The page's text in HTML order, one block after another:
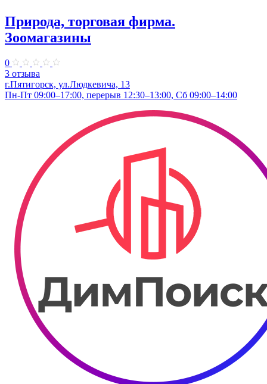
Природа, торговая фирма.
Зоомагазины
0
3 отзыва
г.Пятигорск, ул.Людкевича, 13
Пн-Пт 09:00–17:00, перерыв 12:30–13:00, Сб 09:00–14:00